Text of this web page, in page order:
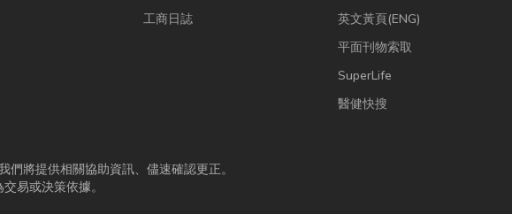
工商日誌
英文黃頁(ENG)
平面刊物索取
SuperLife
醫健快搜
我們將提供相關協助資訊、儘速確認更正。
易或決策依據。